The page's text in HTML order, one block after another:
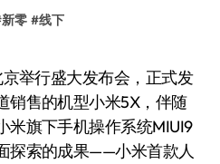
新零 #线下
销售的机型小米5X，伴随
米旗下手机操作系统MIUI9
探索的成果——小米首款人